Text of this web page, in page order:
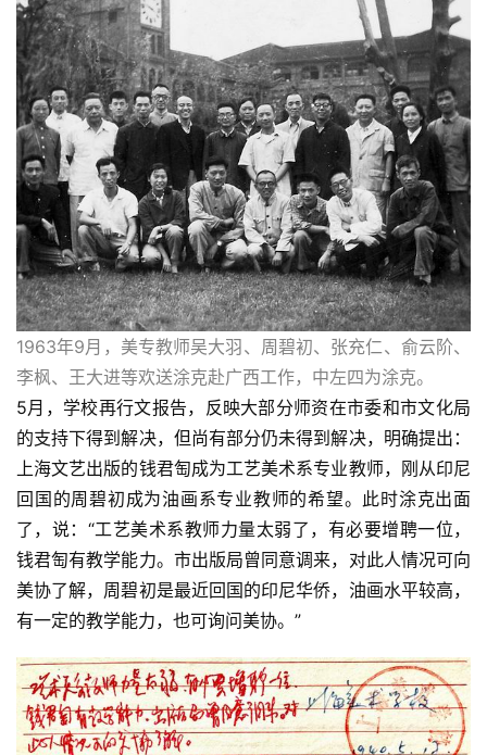
1963年9月，美专教师吴大羽、周碧初、张充仁、俞云阶、
李枫、王大进等欢送涂克赴广西工作，中左四为涂克。
5月，学校再行文报告，反映大部分师资在市委和市文化局
的支持下得到解决，但尚有部分仍未得到解决，明确提出：
上海文艺出版的钱君匋成为工艺美术系专业教师，刚从印尼
回国的周碧初成为油画系专业教师的希望。此时涂克出面
了，说：“工艺美术系教师力量太弱了，有必要增聘一位，
钱君匋有教学能力。市出版局曾同意调来，对此人情况可向
美协了解，周碧初是最近回国的印尼华侨，油画水平较高，
有一定的教学能力，也可询问美协。”